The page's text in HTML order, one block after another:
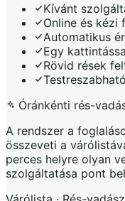
Kívánt
Online és kézi
Automatikus
Egy
Rövid rések
Óránkénti rés-
A rendszer a
összeveti a
perces helyre olyan
szolgáltatása pont